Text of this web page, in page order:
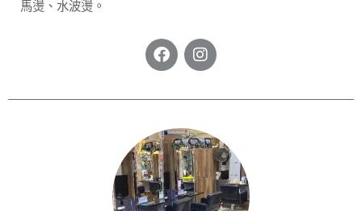
馬燙、水波燙。